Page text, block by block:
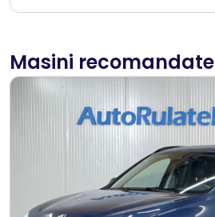
Masini recomandate